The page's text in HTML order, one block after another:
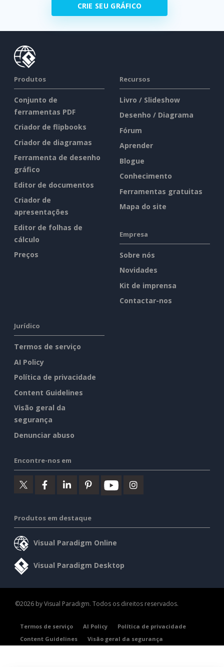
CRIE SEU GRÁFICO
Produtos
Conjunto de
ferramentas PDF
Criador de flipbooks
Criador de diagramas
Ferramenta de desenho
gráfico
Editor de documentos
Criador de
apresentações
Editor de folhas de
cálculo
Preços
Recursos
Livro / Slideshow
Desenho / Diagrama
Fórum
Aprender
Blogue
Conhecimento
Ferramentas gratuitas
Mapa do site
Empresa
Sobre nós
Novidades
Kit de imprensa
Contactar-nos
Jurídico
Termos de serviço
AI Policy
Política de privacidade
Content Guidelines
Visão geral da
segurança
Denunciar abuso
Encontre-nos em
Produtos em destaque
Visual Paradigm Online
Visual Paradigm Desktop
©2026 by Visual Paradigm. Todos os direitos reservados.
Termos de serviço AI Policy
Política de privacidade
Content Guidelines
Visão geral da segurança